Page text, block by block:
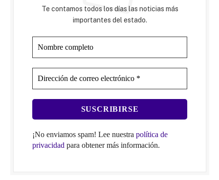
Te contamos todos los días las noticias más
importantes del estado.
¡No enviamos spam! Lee nuestra política de
privacidad para obtener más información.